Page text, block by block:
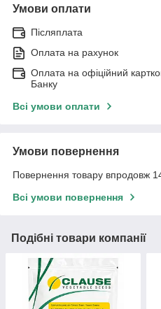
Умови оплати
Післяплата
Оплата на рахунок
Оплата на офіційний
Банку
Всі умови оплати
Умови повернення
Повернення товару впродовж
Всі умови повернення
Подібні товари компанії